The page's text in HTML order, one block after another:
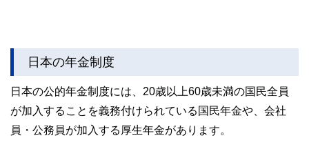
日本の年金制度
日本の公的年金制度には、20歳以上60歳未満の国民全員
が加入することを義務付けられている国民年金や、会社
員・公務員が加入する厚生年金があります。